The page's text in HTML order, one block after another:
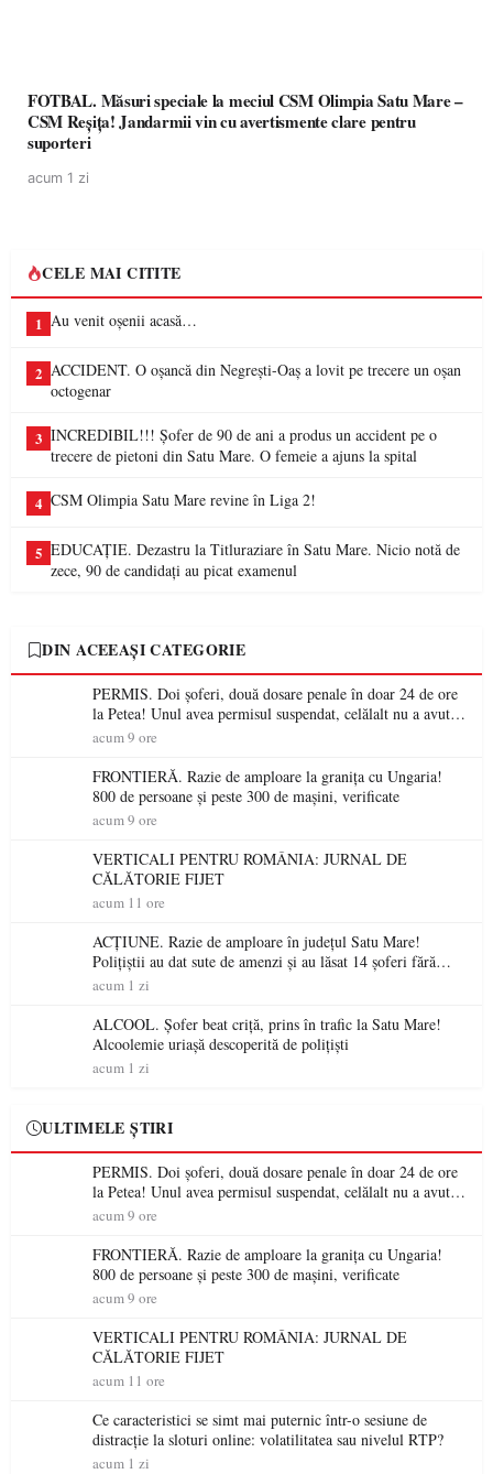
FOTBAL. Măsuri speciale la meciul CSM Olimpia Satu Mare –
CSM Reșița! Jandarmii vin cu avertismente clare pentru
suporteri
acum 1 zi
CELE MAI CITITE
1 Au venit oșenii acasă…
2 ACCIDENT. O oșancă din Negrești-Oaș a lovit pe trecere un oșan
octogenar
3 INCREDIBIL!!! Șofer de 90 de ani a produs un accident pe o
trecere de pietoni din Satu Mare. O femeie a ajuns la spital
4 CSM Olimpia Satu Mare revine în Liga 2!
5 EDUCAȚIE. Dezastru la Titluraziare în Satu Mare. Nicio notă de
zece, 90 de candidați au picat examenul
DIN ACEEAȘI CATEGORIE
PERMIS. Doi șoferi, două dosare penale în doar 24 de ore
la Petea! Unul avea permisul suspendat, celălalt nu a avut
niciodată permis
acum 9 ore
FRONTIERĂ. Razie de amploare la granița cu Ungaria!
800 de persoane și peste 300 de mașini, verificate
acum 9 ore
VERTICALI PENTRU ROMÂNIA: JURNAL DE
CĂLĂTORIE FIJET
acum 11 ore
ACȚIUNE. Razie de amploare în județul Satu Mare!
Polițiștii au dat sute de amenzi și au lăsat 14 șoferi fără
permis într-o singură zi
acum 1 zi
ALCOOL. Șofer beat criță, prins în trafic la Satu Mare!
Alcoolemie uriașă descoperită de polițiști
acum 1 zi
ULTIMELE ȘTIRI
PERMIS. Doi șoferi, două dosare penale în doar 24 de ore
la Petea! Unul avea permisul suspendat, celălalt nu a avut
niciodată permis
acum 9 ore
FRONTIERĂ. Razie de amploare la granița cu Ungaria!
800 de persoane și peste 300 de mașini, verificate
acum 9 ore
VERTICALI PENTRU ROMÂNIA: JURNAL DE
CĂLĂTORIE FIJET
acum 11 ore
Ce caracteristici se simt mai puternic într-o sesiune de
distracție la sloturi online: volatilitatea sau nivelul RTP?
acum 1 zi